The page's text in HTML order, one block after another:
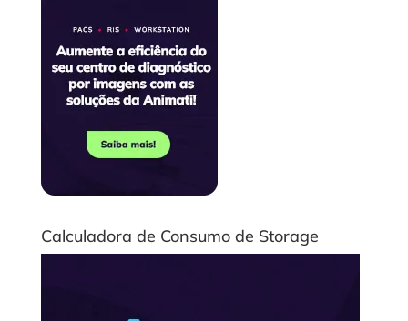
Calculadora de Consumo de Storage